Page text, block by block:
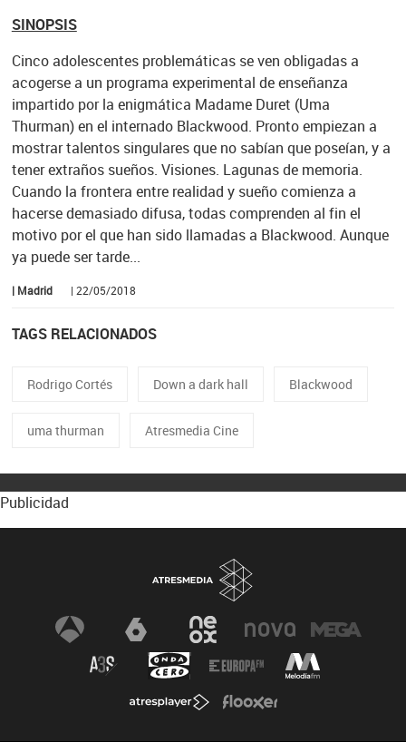
SINOPSIS
Cinco adolescentes problemáticas se ven obligadas a
acogerse a un programa experimental de enseñanza
impartido por la enigmática Madame Duret (Uma
Thurman) en el internado Blackwood. Pronto empiezan a
mostrar talentos singulares que no sabían que poseían, y a
tener extraños sueños. Visiones. Lagunas de memoria.
Cuando la frontera entre realidad y sueño comienza a
hacerse demasiado difusa, todas comprenden al fin el
motivo por el que han sido llamadas a Blackwood. Aunque
ya puede ser tarde...
| Madrid | 22/05/2018
TAGS RELACIONADOS
Rodrigo Cortés Down a dark hall Blackwood
uma thurman Atresmedia Cine
Publicidad